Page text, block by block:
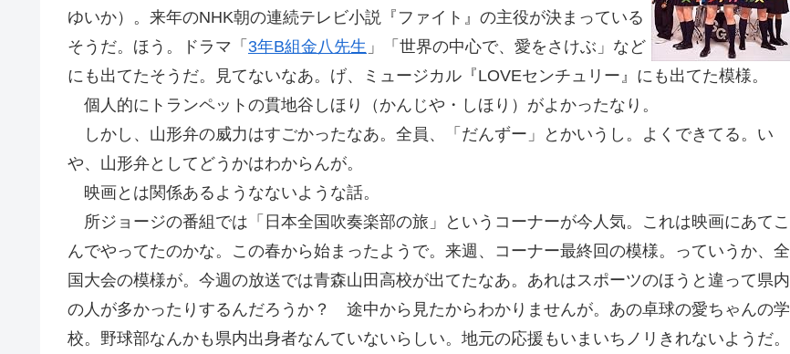
ゆいか）。来年のNHK朝の連続テレビ小説『ファイト』の主役が決まっている
そうだ。ほう。ドラマ「 3年B組金八先生 」「世界の中心で、愛をさけぶ」など
にも出てたそうだ。見てないなあ。げ、ミュージカル『LOVEセンチュリー』にも出てた模様。
個人的にトランペットの貫地谷しほり（かんじや・しほり）がよかったなり。
しかし、山形弁の威力はすごかったなあ。全員、「だんずー」とかいうし。よくできてる。い
や、山形弁としてどうかはわからんが。
映画とは関係あるようなないような話。
所ジョージの番組では「日本全国吹奏楽部の旅」というコーナーが今人気。これは映画にあてこ
んでやってたのかな。この春から始まったようで。来週、コーナー最終回の模様。っていうか、全
国大会の模様が。今週の放送では青森山田高校が出てたなあ。あれはスポーツのほうと違って県内
の人が多かったりするんだろうか？ 途中から見たからわかりませんが。あの卓球の愛ちゃんの学
校。野球部なんかも県内出身者なんていないらしい。地元の応援もいまいちノリきれないようだ。